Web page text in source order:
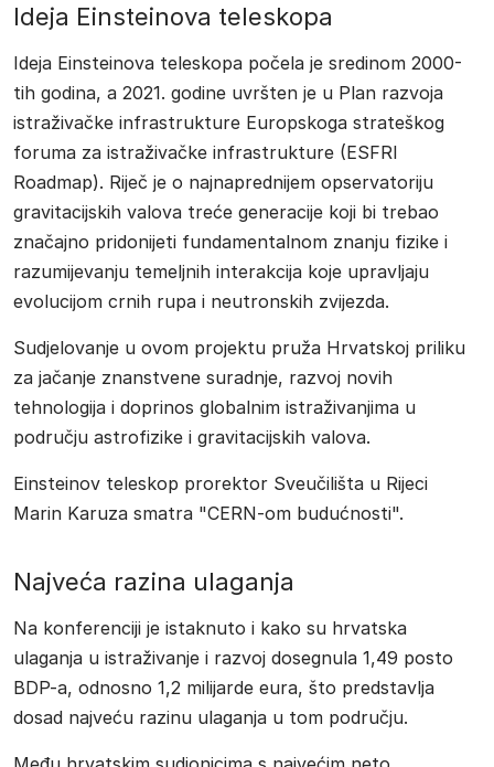
Ideja Einsteinova teleskopa
Ideja Einsteinova teleskopa počela je sredinom 2000-
tih godina, a 2021. godine uvršten je u Plan razvoja
istraživačke infrastrukture Europskoga strateškog
foruma za istraživačke infrastrukture (ESFRI
Roadmap). Riječ je o najnaprednijem opservatoriju
gravitacijskih valova treće generacije koji bi trebao
značajno pridonijeti fundamentalnom znanju fizike i
razumijevanju temeljnih interakcija koje upravljaju
evolucijom crnih rupa i neutronskih zvijezda.
Sudjelovanje u ovom projektu pruža Hrvatskoj priliku
za jačanje znanstvene suradnje, razvoj novih
tehnologija i doprinos globalnim istraživanjima u
području astrofizike i gravitacijskih valova.
Einsteinov teleskop prorektor Sveučilišta u Rijeci
Marin Karuza smatra "CERN-om budućnosti".
Najveća razina ulaganja
Na konferenciji je istaknuto i kako su hrvatska
ulaganja u istraživanje i razvoj dosegnula 1,49 posto
BDP-a, odnosno 1,2 milijarde eura, što predstavlja
dosad najveću razinu ulaganja u tom području.